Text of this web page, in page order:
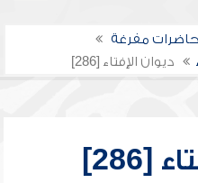
مفرغة
ديوان الإفتاء [286]
[286]